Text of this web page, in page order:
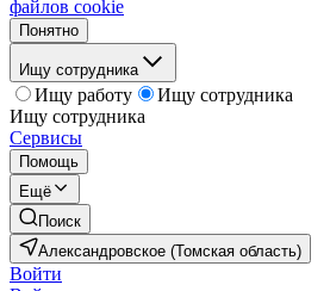
файлов cookie
Понятно
Ищу сотрудника
Ищу работу
Ищу сотрудника
Ищу сотрудника
Сервисы
Помощь
Ещё
Поиск
Александровское (Томская область)
Войти